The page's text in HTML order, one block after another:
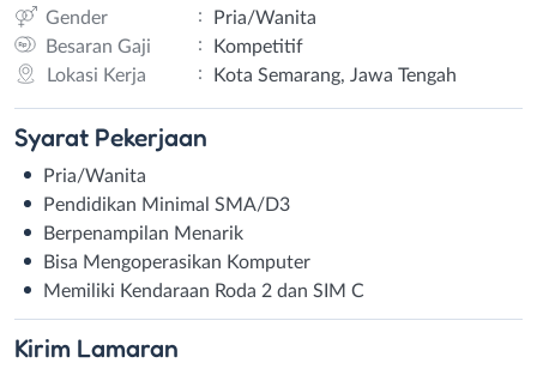
Gender
:
Pria/Wanita
Besaran Gaji
:
Kompetitif
Lokasi Kerja
: Kota Semarang, Jawa Tengah
Syarat Pekerjaan
Pria/Wanita
Pendidikan Minimal SMA/D3
Berpenampilan Menarik
Bisa Mengoperasikan Komputer
Memiliki Kendaraan Roda 2 dan SIM C
Kirim Lamaran